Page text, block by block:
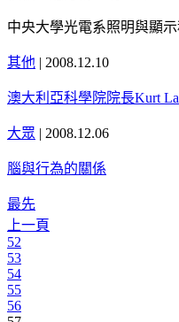
中央大學光電系照明與顯
其他 | 2008.12.10
澳大利亞科學院院長Kurt
大眾 | 2008.12.06
腦與行為的關係
最先
上一頁
52
53
54
55
56